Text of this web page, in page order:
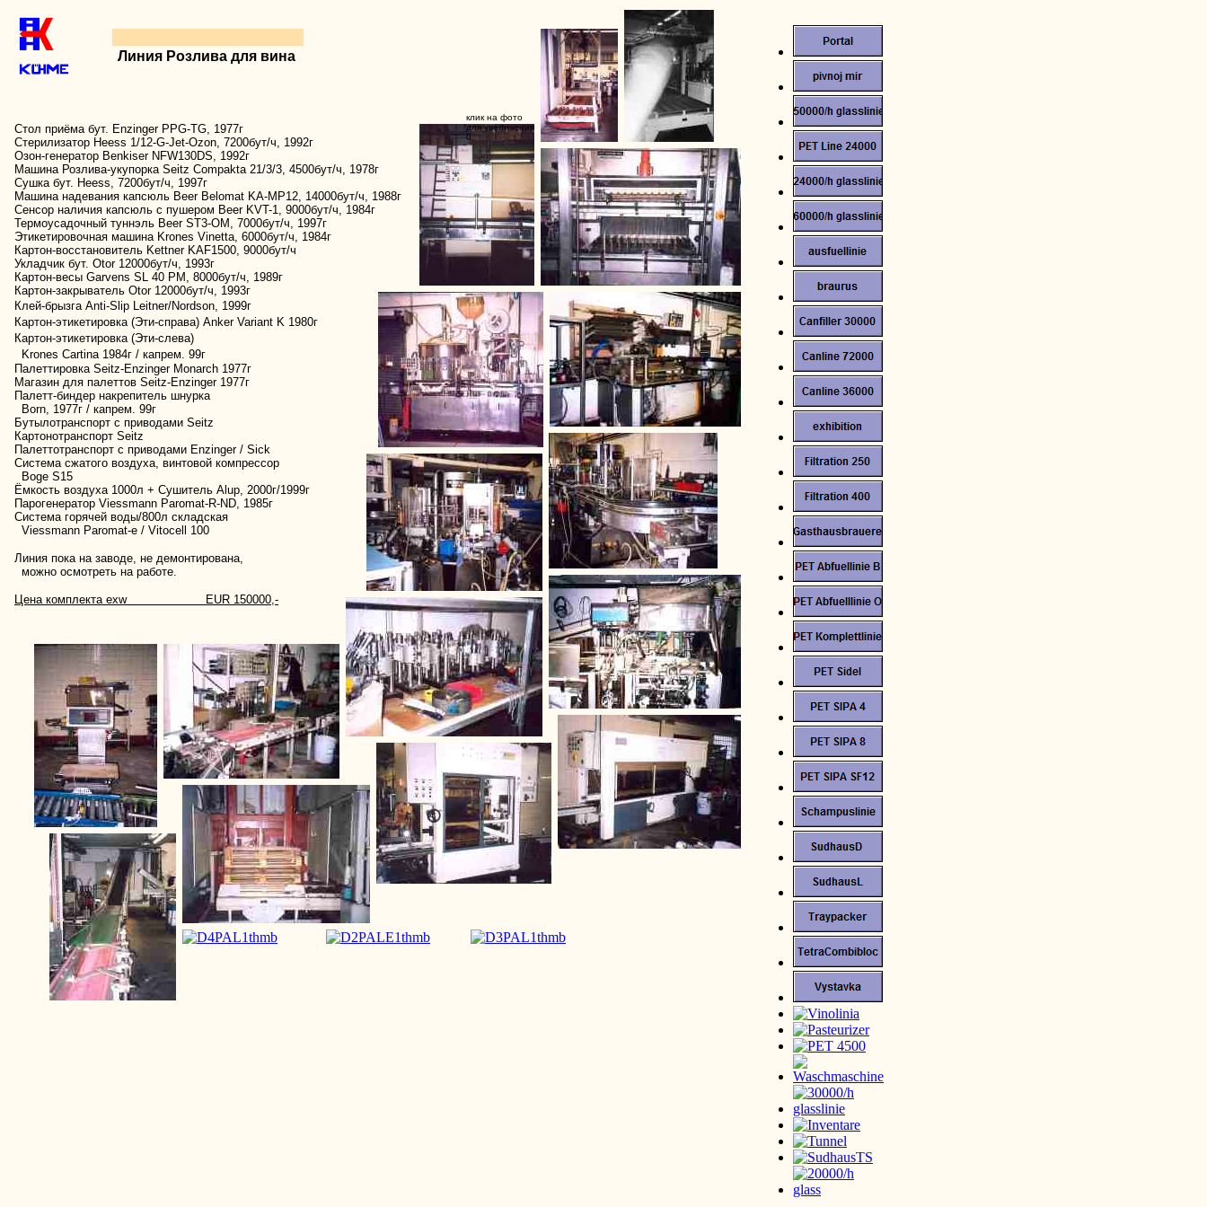
Стол приёма бут. Enzinger PPG-TG, 1977г
Стерилизатор Heess 1/12-G-Jet-Ozon, 7200бут/ч, 1992г
Озон-генератор Benkiser NFW130DS, 1992г
Машина Розлива-укупорка Seitz Compakta 21/3/3, 4500бут/ч, 1978г
Сушка бут. Heess, 7200бут/ч, 1997г
Машина надевания капсюль Beer Belomat KA-MP12, 14000бут/ч, 1988г
Сенсор наличия капсюль с пушером Beer KVT-1, 9000бут/ч, 1984г
Термоусадочный туннэль Beer ST3-OM, 7000бут/ч, 1997г
Этикетировочная машина Krones Vinetta, 6000бут/ч, 1984г
Картон-восстановитель Kettner KAF1500, 9000бут/ч
Укладчик бут. Otor 12000бут/ч, 1993г
Картон-весы Garvens SL 40 PM, 8000бут/ч, 1989г
Картон-закрыватель Otor 12000бут/ч, 1993г
Клей-брызга Anti-Slip Leitner/Nordson, 1999г
Картон-этикетировка (Эти-справа) Anker Variant K 1980г
Картон-этикетировка (Эти-слева)
Krones Cartina 1984г / капрем. 99г
Палеттировка Seitz-Enzinger Monarch 1977г
Магазин для палеттов Seitz-Enzinger 1977г
Палетт-биндер накрепитель шнурка
Born, 1977г / капрем. 99г
Бутылотранспорт с приводами Seitz
Картонотранспорт Seitz
Палеттотранспорт с приводами Enzinger / Sick
Система сжатого воздуха, винтовой компрессор
Boge S15
Ёмкость воздуха 1000л + Сушитель Alup, 2000г/1999г
Парогенератор Viessmann Paromat-R-ND, 1985г
Система горячей воды/800л складская
Viessmann Paromat-e / Vitocell 100
Линия пока на заводе, не демонтирована,
можно осмотреть на работе.
Цена комплекта exw EUR 150000,-
Линия Розлива для вина
клик на фото
для увеличения
0